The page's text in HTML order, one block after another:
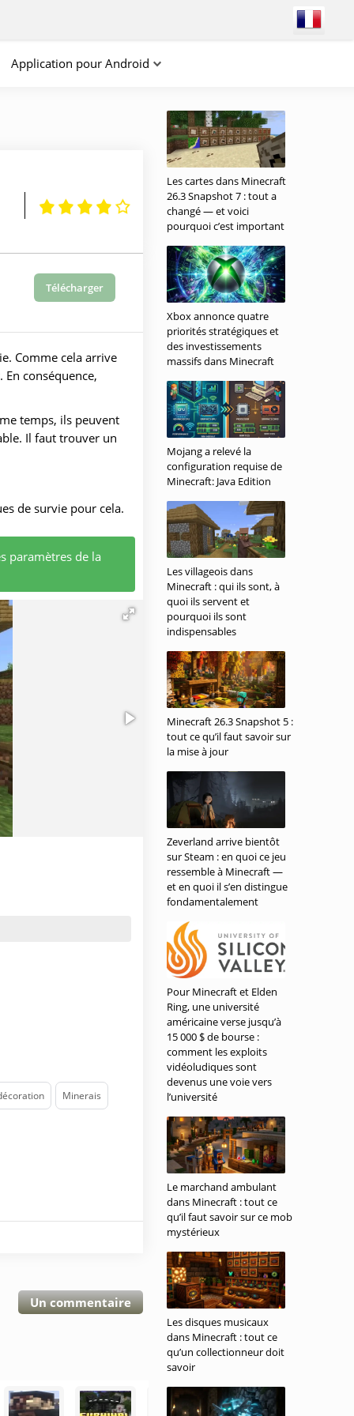
Application pour Android
Télécharger
Comme cela arrive
conséquence,
temps, ils peuvent
Il faut trouver un
de survie pour cela.
paramètres de la
Minerais
Un commentaire
Les cartes dans Minecraft
26.3 Snapshot 7 : tout a
changé — et voici
pourquoi c’est important
Xbox annonce quatre
priorités stratégiques et
des investissements
massifs dans Minecraft
Mojang a relevé la
configuration requise de
Minecraft: Java Edition
Les villageois dans
Minecraft : qui ils sont, à
quoi ils servent et
pourquoi ils sont
indispensables
Minecraft 26.3 Snapshot 5 :
tout ce qu’il faut savoir sur
la mise à jour
Zeverland arrive bientôt
sur Steam : en quoi ce jeu
ressemble à Minecraft —
et en quoi il s’en distingue
fondamentalement
Pour Minecraft et Elden
Ring, une université
américaine verse jusqu’à
15 000 $ de bourse :
comment les exploits
vidéoludiques sont
devenus une voie vers
l’université
Le marchand ambulant
dans Minecraft : tout ce
qu’il faut savoir sur ce mob
mystérieux
Les disques musicaux
dans Minecraft : tout ce
qu’un collectionneur doit
savoir